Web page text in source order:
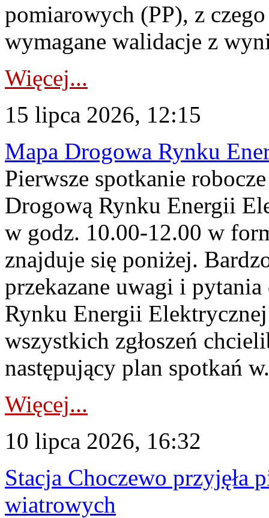
pomiarowych (PP), z
wymagane walidacje z
Więcej...
15 lipca 2026, 12:15
Mapa Drogowa Rynku
Pierwsze spotkanie
Drogową Rynku Energii
w godz. 10.00-12.00 w
znajduje się poniżej.
przekazane uwagi i
Rynku Energii
wszystkich zgłoszeń
następujący plan spotkań
Więcej...
10 lipca 2026, 16:32
Stacja Choczewo przyjęła
wiatrowych